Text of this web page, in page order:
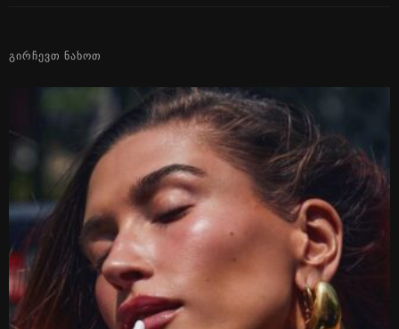
ᲒᲘᲠᲩᲔᲕᲗ ᲜᲐᲮᲝᲗ